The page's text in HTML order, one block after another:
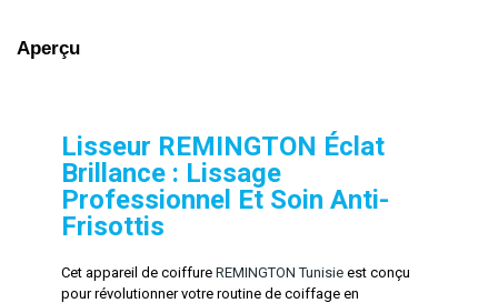
Aperçu
Lisseur REMINGTON Éclat
Brillance : Lissage
Professionnel Et Soin Anti-
Frisottis
Cet appareil de coiffure REMINGTON Tunisie est conçu
pour révolutionner votre routine de coiffage en